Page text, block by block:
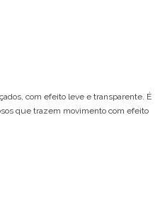
com efeito leve e transparente. É
que trazem movimento com efeito